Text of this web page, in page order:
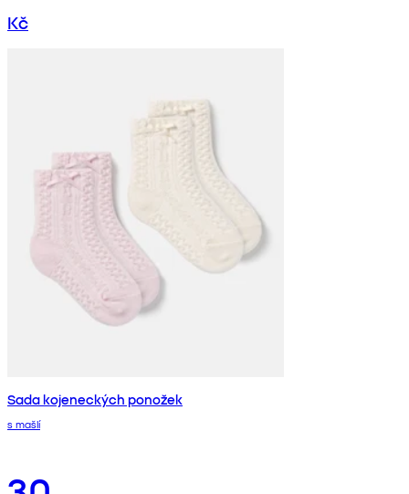
Kč
Sada kojeneckých ponožek
s mašlí